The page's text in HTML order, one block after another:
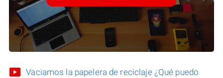
Vaciamos la papelera de reciclaje ¿Qué puedo